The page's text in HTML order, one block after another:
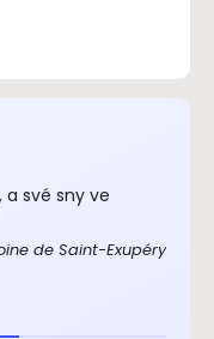
a své sny ve
de Saint-Exupéry